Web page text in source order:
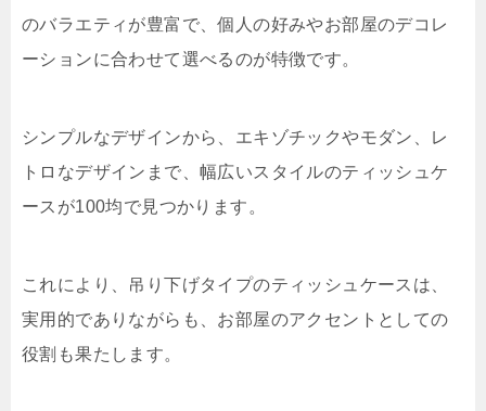
のバラエティが豊富で、個人の好みやお部屋のデコレ
ーションに合わせて選べるのが特徴です。
シンプルなデザインから、エキゾチックやモダン、レ
トロなデザインまで、幅広いスタイルのティッシュケ
ースが100均で見つかります。
これにより、吊り下げタイプのティッシュケースは、
実用的でありながらも、お部屋のアクセントとしての
役割も果たします。